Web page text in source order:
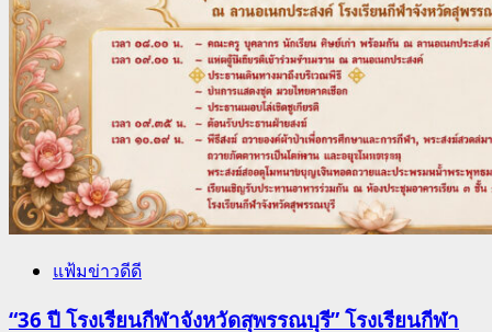
แฟ้มข่าวดีดี
“36 ปี โรงเรียนกีฬาจังหวัดสุพรรณบุรี” โรงเรียนกีฬา